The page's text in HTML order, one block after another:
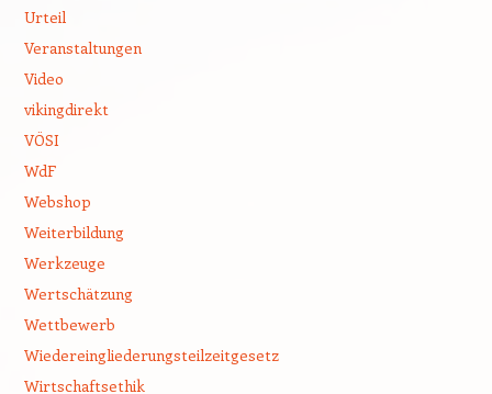
Urteil
Veranstaltungen
Video
vikingdirekt
VÖSI
WdF
Webshop
Weiterbildung
Werkzeuge
Wertschätzung
Wettbewerb
Wiedereingliederungsteilzeitgesetz
Wirtschaftsethik